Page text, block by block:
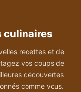
culinaires
recettes et de
vos coups de
découvertes
comme vous.